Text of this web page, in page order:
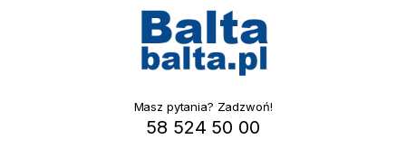
Masz pytania? Zadzwoń!
58 524 50 00